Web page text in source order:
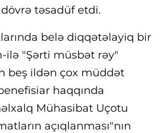
təsadüf etdi.
belə diqqətəlayiq bir
ilə "Şərti müsbət rəy"
beş ildən çox müddət
haqqında
Mühasibat Uçotu
açıqlanması"nın